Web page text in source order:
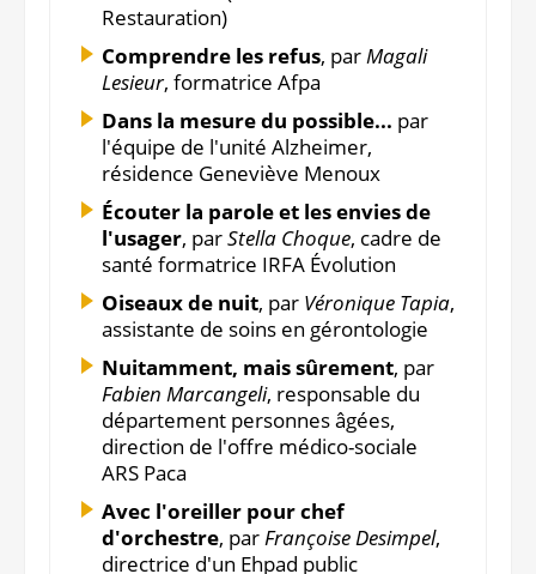
Restauration)
Comprendre les refus, parMagali
Lesieur, formatrice Afpa
Dans la mesure du possible... par
l'équipe de l'unité Alzheimer,
résidence Geneviève Menoux
Écouter la parole et les envies de
l'usager, parStella Choque, cadre de
santé formatrice IRFA Évolution
Oiseaux de nuit, par Véronique Tapia,
assistante de soins en gérontologie
Nuitamment, mais sûrement, par
Fabien Marcangeli, responsable du
département personnes âgées,
direction de l'offre médico-sociale
ARS Paca
Avec l'oreiller pour chef
d'orchestre, parFrançoise Desimpel,
directrice d'un Ehpad public